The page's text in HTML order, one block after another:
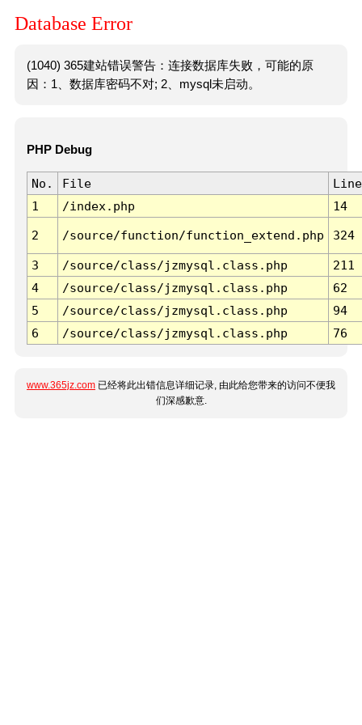
Database Error
(1040) 365建站错误警告：连接数据库失败，可能的原
因：1、数据库密码不对; 2、mysql未启动。
PHP Debug
No. File
Line
1
/index.php 14
2 /source/function/function_extend.php 324
3 /source/class/jzmysql.class.php
211
4
/source/class/jzmysql.class.php
62
5
/source/class/jzmysql.class.php
94
6
/source/class/jzmysql.class.php 76
www.365jz.com 已经将此出错信息详细记录, 由此给您带来的访问不便我
们深感歉意.